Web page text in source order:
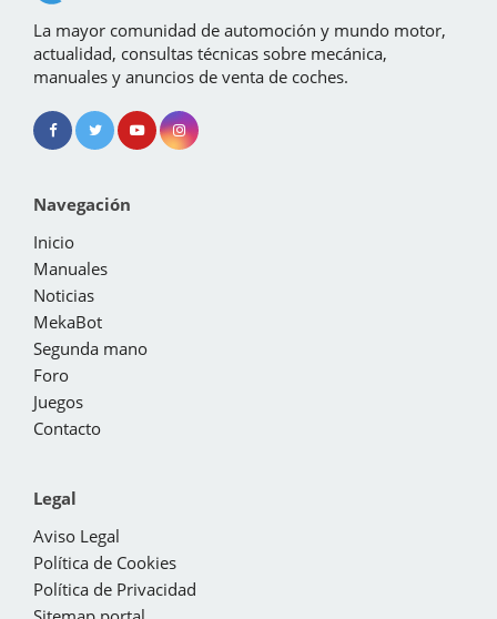
La mayor comunidad de automoción y mundo motor,
actualidad, consultas técnicas sobre mecánica,
manuales y anuncios de venta de coches.
Navegación
Inicio
Manuales
Noticias
MekaBot
Segunda mano
Foro
Juegos
Contacto
Legal
Aviso Legal
Política de Cookies
Política de Privacidad